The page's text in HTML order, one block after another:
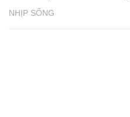
NHỊP SỐNG